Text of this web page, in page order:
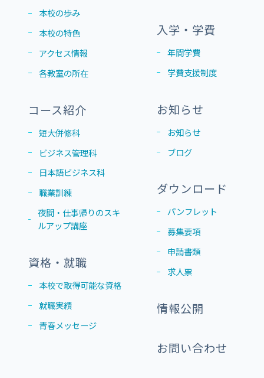
本校の歩み
本校の特色
アクセス情報
各教室の所在
コース紹介
短大併修科
ビジネス管理科
日本語ビジネス科
職業訓練
夜間・仕事帰りのスキ
ルアップ講座
資格・就職
本校で取得可能な資格
就職実績
青春メッセージ
入学・学費
年間学費
学費支援制度
お知らせ
お知らせ
ブログ
ダウンロード
パンフレット
募集要項
申請書類
求人票
情報公開
お問い合わせ